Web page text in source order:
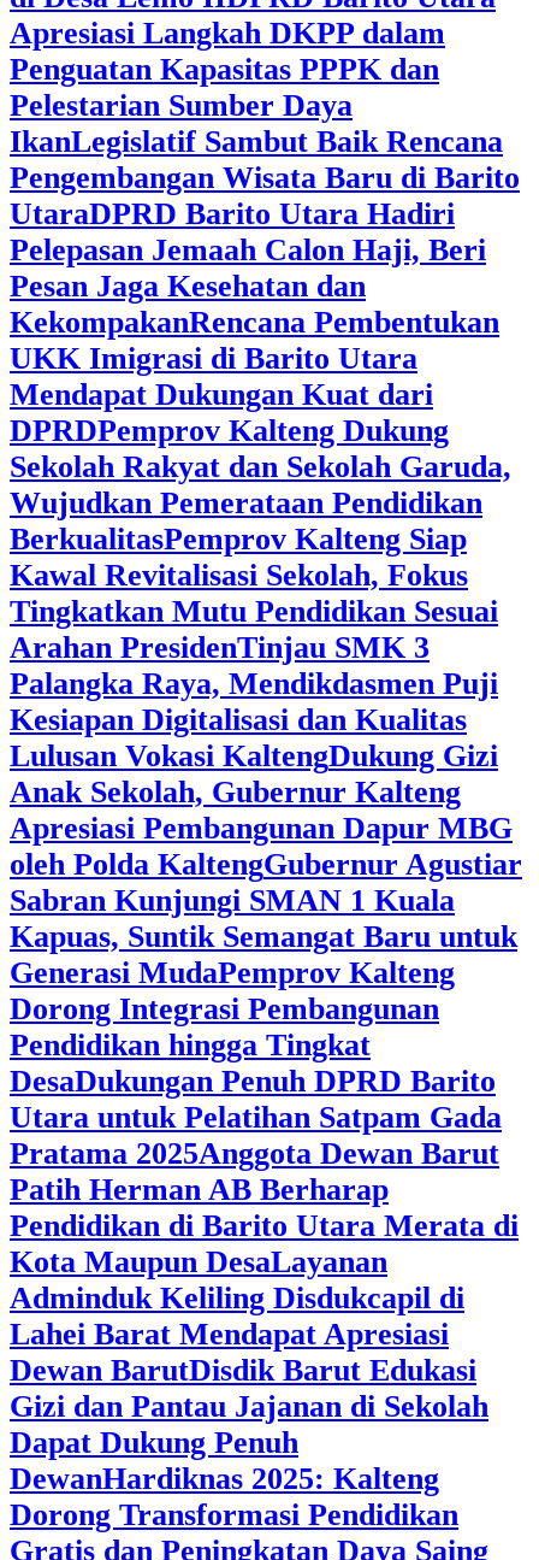
Apresiasi Langkah DKPP dalam
Penguatan Kapasitas PPPK dan
Pelestarian Sumber Daya
IkanLegislatif Sambut Baik Rencana
Pengembangan Wisata Baru di Barito
UtaraDPRD Barito Utara Hadiri
Pelepasan Jemaah Calon Haji, Beri
Pesan Jaga Kesehatan dan
KekompakanRencana Pembentukan
UKK Imigrasi di Barito Utara
Mendapat Dukungan Kuat dari
DPRD‎Pemprov Kalteng Dukung
Sekolah Rakyat dan Sekolah Garuda,
Wujudkan Pemerataan Pendidikan
Berkualitas‎Pemprov Kalteng Siap
Kawal Revitalisasi Sekolah, Fokus
Tingkatkan Mutu Pendidikan Sesuai
Arahan Presiden‎Tinjau SMK 3
Palangka Raya, Mendikdasmen Puji
Kesiapan Digitalisasi dan Kualitas
Lulusan Vokasi Kalteng‎Dukung Gizi
Anak Sekolah, Gubernur Kalteng
Apresiasi Pembangunan Dapur MBG
oleh Polda Kalteng‎Gubernur Agustiar
Sabran Kunjungi SMAN 1 Kuala
Kapuas, Suntik Semangat Baru untuk
Generasi Muda‎Pemprov Kalteng
Dorong Integrasi Pembangunan
Pendidikan hingga Tingkat
DesaDukungan Penuh DPRD Barito
Utara untuk Pelatihan Satpam Gada
Pratama 2025Anggota Dewan Barut
Patih Herman AB Berharap
Pendidikan di Barito Utara Merata di
Kota Maupun DesaLayanan
Adminduk Keliling Disdukcapil di
Lahei Barat Mendapat Apresiasi
Dewan BarutDisdik Barut Edukasi
Gizi dan Pantau Jajanan di Sekolah
Dapat Dukung Penuh
DewanHardiknas 2025: Kalteng
Dorong Transformasi Pendidikan
Gratis dan Peningkatan Daya Saing